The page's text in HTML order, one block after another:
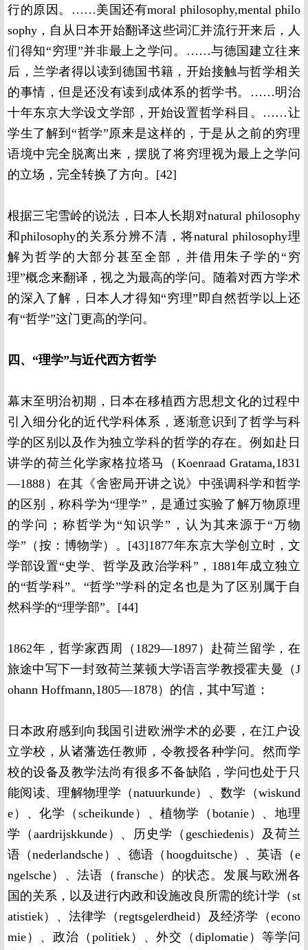
行的原因。……美国还有moral philosophy,mental philo
sophy，自从日本开始翻译这些词汇并流行开来后，人
们得知“穷理”并非最上之学问。……与德国建立往来
后，兰学者得以读到德国书籍，开始接触与哲学相关
的事情，但是还没有读到成体系的哲学书。……明治
十年东京大学设文学部，开始设置哲学科目。……让
学生了解到“哲学”原来是这样的，于是从之前的穷理
语境中完全脱离出来，摆脱了将穷理视为最上之学问
的立场，完全转换了方向。[42]
根据三宅雪岭的说法，日本人长期对natural philosophy
和philosophy的关系分辨不清，将natural philosophy理
解为哲学的大部分甚至全部，并借用朱子学的“穷
理”概念来翻译，视之为最高的学问。随着对西方学术
的深入了解，日本人才得知“穷理”即自然哲学以上还
有“哲学”这门更高的学问。
四、“理学”与近代西方哲学
幕末至明治初期，日本在移植西方思想文化的过程中
引入细分化的近代学科体系，逐渐意识到了哲学与科
学的区别以及作为独立学科的哲学的存在。例如赴日
讲学的荷兰化学家格拉塔马（Koenraad Gratama,1831
—1888）在其《舍密局开讲之说》中强调科学和哲学
的区别，称科学为“理学”，是通过实验了解万物原理
的学问；称哲学为“知识学”，认为其来源于“万物
学”（按：博物学）。[43]1877年东京大学创立时，文
学部设置“史学、哲学及政治学科”，1881年成立独立
的“哲学科”。“哲学”学科的定名也是为了区别属于自
然科学的“理学部”。[44]
1862年，哲学家西周（1829—1897）赴荷兰留学，在
旅途中写下一封致荷兰莱顿大学语言学教授霍夫曼（J
ohann Hoffmann,1805—1878）的信，其中写道：
日本政府感到向我国引进欧洲学术的必要，在江户设
立学校，从诸藩选任教师，令教授各种学问。然而学
校的设备及教学法尚有很多不备缺陷，学问也处于只
能阅读、理解物理学（natuurkunde）、数学（wiskund
e）、化学（scheikunde）、植物学（botanie）、地理
学（aardrijskkunde）、历史学（geschiedenis）及荷兰
语（nederlandsche）、德语（hoogduitsche）、英语（e
ngelsche）、法语（fransche）的状态。发展与欧洲各
国的关系，以及进行内政和设施改良所需的统计学（st
atistiek）、法律学（regtsgelerdheid）及经济学（econo
mie）、政治（politiek）、外交（diplomatie）等学问